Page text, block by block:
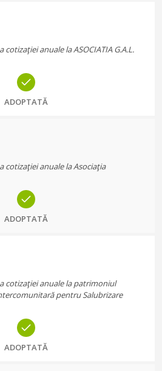
anuale la ASOCIATIA G.A.L.
ADOPTATĂ
cotizaţiei anuale la Asociaţia
ADOPTATĂ
cotizaţiei anuale la patrimoniul
pentru Salubrizare
ADOPTATĂ